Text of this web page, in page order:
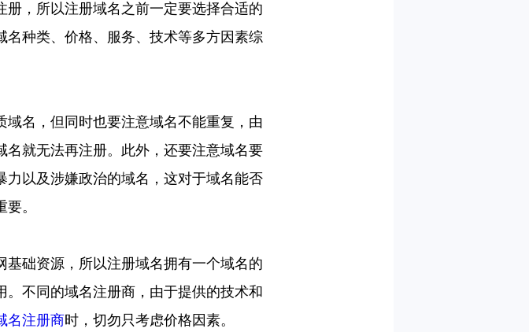
，所以注册域名之前一定要选择合适的
名种类、价格、服务、技术等多方因素综
名，但同时也要注意域名不能重复，由
就无法再注册。此外，还要注意域名要
以及涉嫌政治的域名，这对于域名能否
。
础资源，所以注册域名拥有一个域名的
不同的域名注册商，由于提供的技术和
名注册商时，切勿只考虑价格因素。